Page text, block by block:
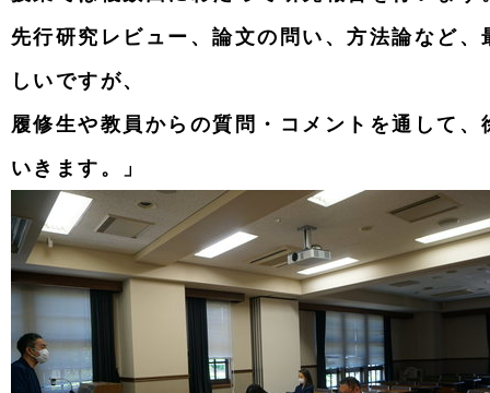
先行研究レビュー、論文の問い、方法論など
しいですが、
履修生や教員からの質問・コメントを通して
いきます。」